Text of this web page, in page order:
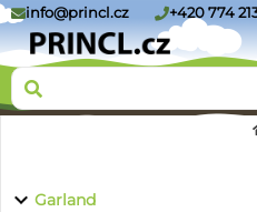
info@princl.cz +420 774
Garland